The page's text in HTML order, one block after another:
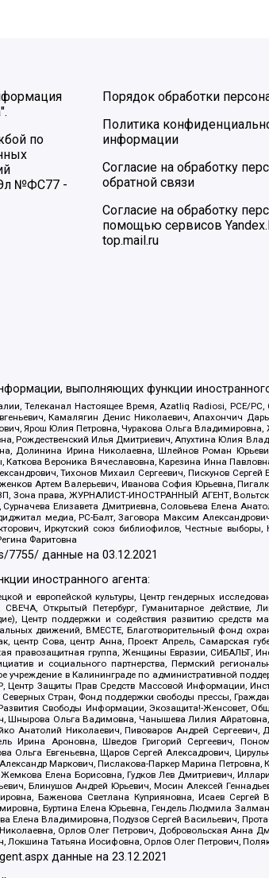
по
Эл №ФС77 -
Порядок обработки
Политика
информации
Согласие на обработку
обратной связи
Согласие на обработку
помощью сервисов
top.mail.ru
выполняющих функции
Телеканал Настоящее Время, Azatliq Radiosi, PCE/
Камалягин Денис Николаевич, Апахончич
Ярош Юлия Петровна, Чуракова Ольга
Рождественский Илья Дмитриевич, Апухтина Юлия
Долинина Ирина Николаевна, Шлейнов Роман
Каткова Вероника Вячеславовна, Карезина Инна
Тихонов Михаил Сергеевич, Пискунов Сергей
Артем Валерьевич, Иванова София Юрьевна,
Зона права, ЖУРНАЛИСТ-ИНОСТРАННЫЙ АГЕНТ,
Елизавета Дмитриевна, Соловьева Елена
медиа, РС-Балт, Заговора Максим
Иркутский союз библиофилов, Честные
Фаритовна
7755/ данные на03.12.2021
иностранного агента:
и европейской культуры, Центр гендерных
Открытый Петербург, Гуманитарное действие,
Центр поддержки и содействия развитию
движений, ВМЕСТЕ, Благотворительный фонд
центр Сова, центр Анна, Проект Апрель, Самарская
правозащитная группа, Женщины Евразии, СИБАЛЬТ,
и социального партнерства, Пермский
в Калининграде по административной
Центр Защиты Прав Средств Массовой Информации,
Стран, Фонд поддержки свободы прессы,
Свободы Информации, Экозащита!-Женсовет,
Ольга Вадимовна, Чанышева Лилия
Анатолий Николаевич, Пивоваров Андрей Сергеевич,
Ирина Ароновна, Шведов Григорий Сергеевич,
Ольга Евгеньевна, Щаров Сергей Алексадрович,
Маркович, Пислакова-Паркер Марина
Елена Борисовна, Гудков Лев Дмитриевич,
Блинушов Андрей Юрьевич, Мосин Алексей
Баженова Светлана Куприяновна, Исаев
Буртина Елена Юрьевна, Гендель Людмила
Владимировна, Подузов Сергей Васильевич,
Орлов Олег Петрович, Добровольская Анна
Локшина Татьяна Иосифовна, Орлов Олег Петрович,
данные на23.12.2021